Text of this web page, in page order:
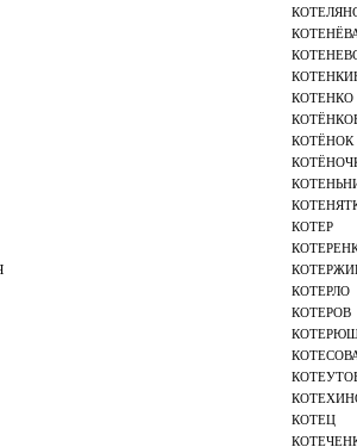
КОТЕНКО
КОТЁНОК
КОТЕР
КОТЕРЛО
КОТЕРОВ
КОТЕЦ